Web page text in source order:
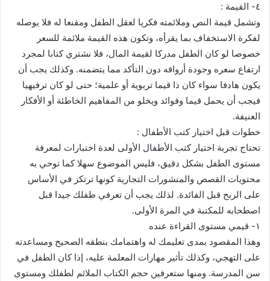
٤- القيمة :
وتشمل قيمة النص وملائمته فكريا لعقل الطفل ومقنعا له فلا يوصله
لفكرة الاستخفاف بما يقرأه، وتكون هذه القيمة ملائمة للسعر
خصوصا لو كان الطفل مدركا لقيمة المال، فلا نشتري كتابا لمجرد
ارتفاع سعره وجودة أرواقه دون التأكد مما يتضمنه. وكذلك يجب أن
يكون هادفا سواء كان ذا قيما تربوية أو علمية؛ حتى لو كان ترفيهيا
فيجب أن يحمل قيما وفوائد ويخلو من المفاهيم الخاطئة أو الأفكار
العنيفة.
خطوات قبل اختيار كتب الأطفال :
تحتاج تجربة اختيار كتب الأطفال الأولى لعدة اختبارات لمعرفة
مستوى الطفل بشكل دقيق، فليس الموضوع سهلا كما توحي به
محتويات القصص والمنشورات التجارية كونها ترتكز في الأساس
على الربح قبل الفائدة. لذلك يجب أن تعرفي طفلك جيدا قبل
اصطحابه للمكتبة في المرة الأولى.
١- قيمي مستوى القراءة عنده
وهذا المقصود بمدى تعليمك له واهتمامك بنطقه الصحيح ومساعدته
على التهجي، وكذلك تأثير مهارات المعلمة عليه، إذا كان الطفل في
سن المدرسة. ومنها ستعرفين حجم الكتاب الملائم لطفلك ومستوى